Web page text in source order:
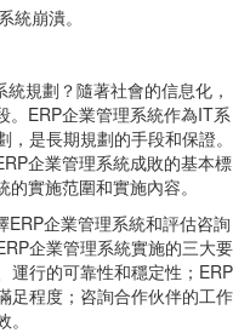
統崩潰。
規劃？隨著社會的信息化，
。ERP企業管理系統作為IT系
是長期規劃的手段和保證。
企業管理系統成敗的基本標
的實施范圍和實施內容。
企業管理系統和評估咨詢
企業管理系統實施的三大要
運行的可靠性和穩定性；ERP
足程度；咨詢合作伙伴的工作
。